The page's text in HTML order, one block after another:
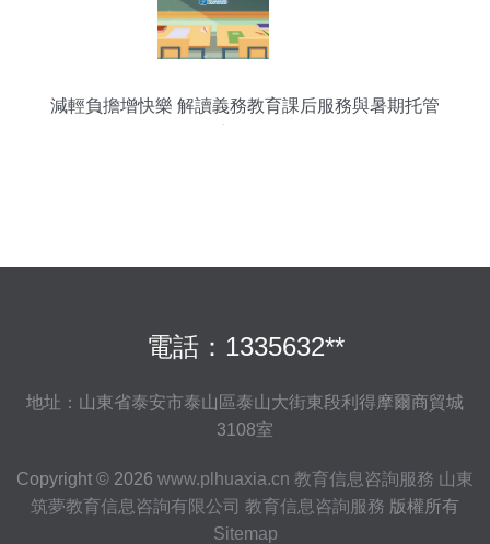
減輕負擔增快樂 解讀義務教育課后服務與暑期托管
電話：1335632**
地址：山東省泰安市泰山區泰山大街東段利得摩爾商貿城
3108室
Copyright © 2026 www.plhuaxia.cn 教育信息咨詢服務 山東
筑夢教育信息咨詢有限公司 教育信息咨詢服務 版權所有
Sitemap